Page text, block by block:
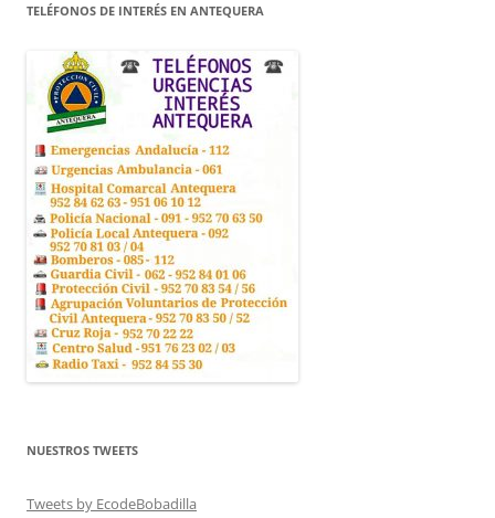
TELÉFONOS DE INTERÉS EN ANTEQUERA
NUESTROS TWEETS
Tweets by EcodeBobadilla